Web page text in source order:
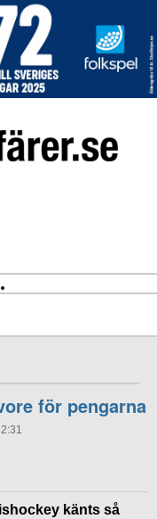
för pengarna
känts så